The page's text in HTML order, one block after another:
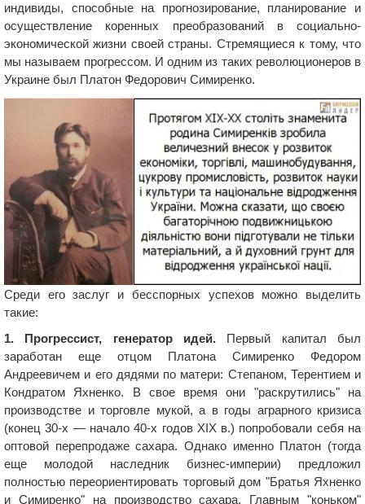
индивиды, способные на прогнозирование, планирование и
осуществление коренных преобразований в социально-
экономической жизни своей страны. Стремящиеся к тому, что
мы называем прогрессом. И одним из таких революционеров в
Украине был Платон Федорович Симиренко.
Среди его заслуг и бесспорных успехов можно выделить
такие:
1. Прогрессист, генератор идей. Первый капитал был
заработан еще отцом Платона Симиренко Федором
Андреевичем и его дядями по матери: Степаном, Терентием и
Кондратом Яхненко. В свое время они "раскрутились" на
производстве и торговле мукой, а в годы аграрного кризиса
(конец 30-х — начало 40-х годов XIX в.) попробовали себя на
оптовой перепродаже сахара. Однако именно Платон (тогда
еще молодой наследник бизнес-империи) предложил
полностью переориентировать торговый дом "Братья Яхненко
и Симиренко" на производство сахара. Главным "коньком"